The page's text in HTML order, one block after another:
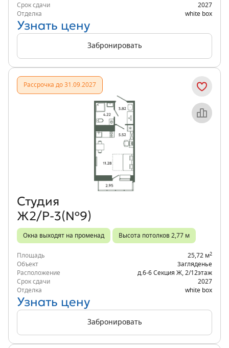
Срок сдачи
2027
Отделка
white box
Узнать цену
Забронировать
Рассрочка до 31.09.2027
Объект месяца
Студия
Ж2/Р-3(№9)
Окна выходят на променад Высота потолков 2,77 м
Площадь 25,72 м2
Объект
Загляденье
Расположение
д.6-6 Секция Ж 2/12этаж
Срок сдачи
2027
Отделка
white box
Узнать цену
Забронировать